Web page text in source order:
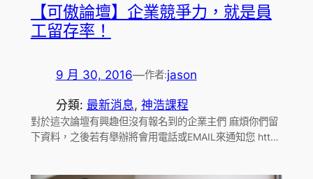
【可傲論壇】企業競爭力，就是員
工留存率！
9 月 30, 2016—作者:jason
分類: 最新消息, 神浩課程
對於這次論壇有興趣但沒有報名到的企業主們 麻煩你們留
下資料，之後若有舉辦將會用電話或EMAIL來通知您 htt…